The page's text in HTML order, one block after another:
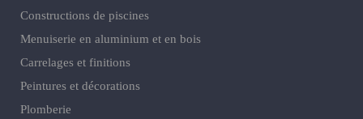
Constructions de piscines
Menuiserie en aluminium et en bois
Carrelages et finitions
Peintures et décorations
Plomberie